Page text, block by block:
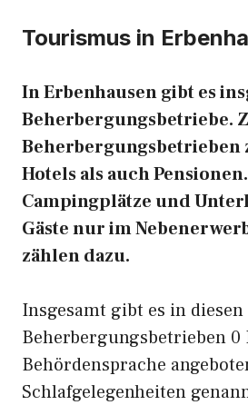
Tourismus in
In Erbenhausen gibt es
Beherbergungsbetriebe.
Beherbergungsbetrieben
Hotels als auch
Campingplätze und
Gäste nur im
zählen dazu.
Insgesamt gibt es in diesen
Beherbergungsbetrieben 0
Behördensprache
Schlafgelegenheiten